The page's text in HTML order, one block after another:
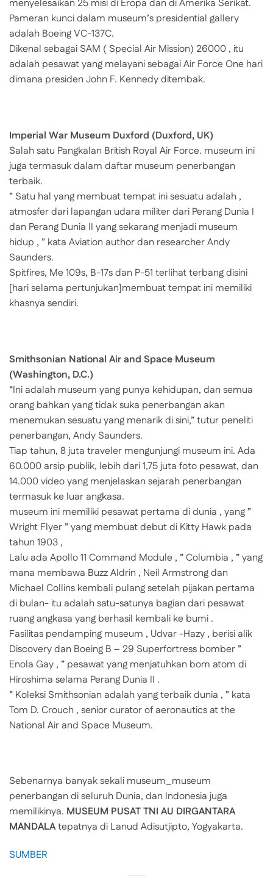
menyelesaikan 25 misi di Eropa dan di Amerika Serikat.
Pameran kunci dalam museum’s presidential gallery
adalah Boeing VC-137C.
Dikenal sebagai SAM ( Special Air Mission) 26000 , itu
adalah pesawat yang melayani sebagai Air Force One hari
dimana presiden John F. Kennedy ditembak.
Imperial War Museum Duxford (Duxford, UK)
Salah satu Pangkalan British Royal Air Force. museum ini
juga termasuk dalam daftar museum penerbangan
terbaik.
” Satu hal yang membuat tempat ini sesuatu adalah ,
atmosfer dari lapangan udara militer dari Perang Dunia I
dan Perang Dunia II yang sekarang menjadi museum
hidup , ” kata Aviation author dan researcher Andy
Saunders.
Spitfires, Me 109s, B-17s dan P-51 terlihat terbang disini
[hari selama pertunjukan]membuat tempat ini memiliki
khasnya sendiri.
Smithsonian National Air and Space Museum
(Washington, D.C.)
“Ini adalah museum yang punya kehidupan, dan semua
orang bahkan yang tidak suka penerbangan akan
menemukan sesuatu yang menarik di sini,” tutur peneliti
penerbangan, Andy Saunders.
Tiap tahun, 8 juta traveler mengunjungi museum ini. Ada
60.000 arsip publik, lebih dari 1,75 juta foto pesawat, dan
14.000 video yang menjelaskan sejarah penerbangan
termasuk ke luar angkasa.
museum ini memiliki pesawat pertama di dunia , yang ”
Wright Flyer ” yang membuat debut di Kitty Hawk pada
tahun 1903 ,
Lalu ada Apollo 11 Command Module , ” Columbia , ” yang
mana membawa Buzz Aldrin , Neil Armstrong dan
Michael Collins kembali pulang setelah pijakan pertama
di bulan- itu adalah satu-satunya bagian dari pesawat
ruang angkasa yang berhasil kembali ke bumi .
Fasilitas pendamping museum , Udvar -Hazy , berisi alik
Discovery dan Boeing B – 29 Superfortress bomber ”
Enola Gay , ” pesawat yang menjatuhkan bom atom di
Hiroshima selama Perang Dunia II .
” Koleksi Smithsonian adalah yang terbaik dunia , ” kata
Tom D. Crouch , senior curator of aeronautics at the
National Air and Space Museum.
Sebenarnya banyak sekali museum_museum
penerbangan di seluruh Dunia, dan Indonesia juga
memilikinya. MUSEUM PUSAT TNI AU DIRGANTARA
MANDALAtepatnya di Lanud Adisutjipto, Yogyakarta.
SUMBER